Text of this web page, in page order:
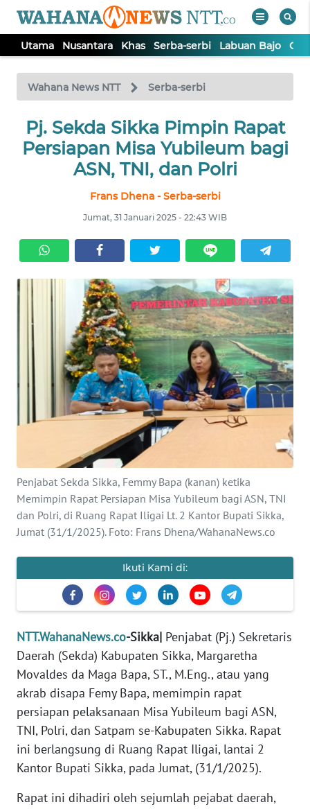
Utama Nusantara Khas Serba-serbi Labuan Bajo
Wahana News NTT Serba-serbi
Pj. Sekda Sikka Pimpin Rapat
Persiapan Misa Yubileum bagi
ASN, TNI, dan Polri
Frans Dhena - Serba-serbi
Jumat, 31 Januari 2025 - 22:43 WIB
Penjabat Sekda Sikka, Femmy Bapa (kanan) ketika
Memimpin Rapat Persiapan Misa Yubileum bagi ASN, TNI
dan Polri, di Ruang Rapat Iligai Lt. 2 Kantor Bupati Sikka,
Jumat (31/1/2025). Foto: Frans Dhena/WahanaNews.co
Ikuti Kami di:
NTT.WahanaNews.co-Sikka| Penjabat (Pj.) Sekretaris
Daerah (Sekda) Kabupaten Sikka, Margaretha
Movaldes da Maga Bapa, ST., M.Eng., atau yang
akrab disapa Femy Bapa, memimpin rapat
persiapan pelaksanaan Misa Yubileum bagi ASN,
TNI, Polri, dan Satpam se-Kabupaten Sikka. Rapat
ini berlangsung di Ruang Rapat Iligai, lantai 2
Kantor Bupati Sikka, pada Jumat, (31/1/2025).
Rapat ini dihadiri oleh sejumlah pejabat daerah,
TV
Tutup
UTAMA
NUSANTARA
SERBA-
SERBI
LABUAN
BAJO
OPINI
Informasi
INDEKS
KONTAK
KAMI
INFO
IKLAN
MEDIA
SIBER
REDAKSI
KARIR
DISCLAIMER
Wahana